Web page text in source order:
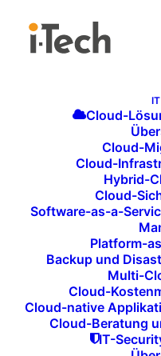
Cloud-
Cloud-
Cloud-
Hybrid-
Cloud-
Software-as-a-
Platform-
Backup und
Multi-
Cloud-
Cloud-native
Cloud-Beratung
IT-
MINIMUM
PRODUCT
TESTBARE
In der schnelllebigen
Unternehmen neue
Markt bringen, um